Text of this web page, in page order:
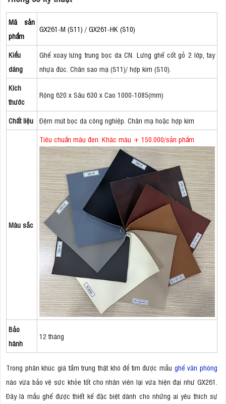
Mã sản
phẩm
GX261-M (S11) / GX261-HK (S10)
Kiểu
dáng
Ghế xoay lưng trung bọc da CN. Lưng ghế cốt gỗ 2 lớp, tay
nhựa đúc. Chân sao mạ (S11)/ hợp kim (S10).
Kích
thước
Rộng 620 x Sâu 630 x Cao 1000-1085(mm)
Chất liệu Đệm mút bọc da công nghiệp. Chân mạ hoặc hợp kim
Màu sắc
Tiêu chuẩn màu đen. Khác màu + 150.000/sản phẩm
Bảo
hành
12 tháng
Trong phân khúc giá tầm trung thật khó để tìm được mẫu ghế văn phòng
nào vừa bảo vệ sức khỏe tốt cho nhân viên lại vừa hiện đại như GX261.
Đây là mẫu ghế được thiết kế đặc biệt dành cho những ai yêu thích sự